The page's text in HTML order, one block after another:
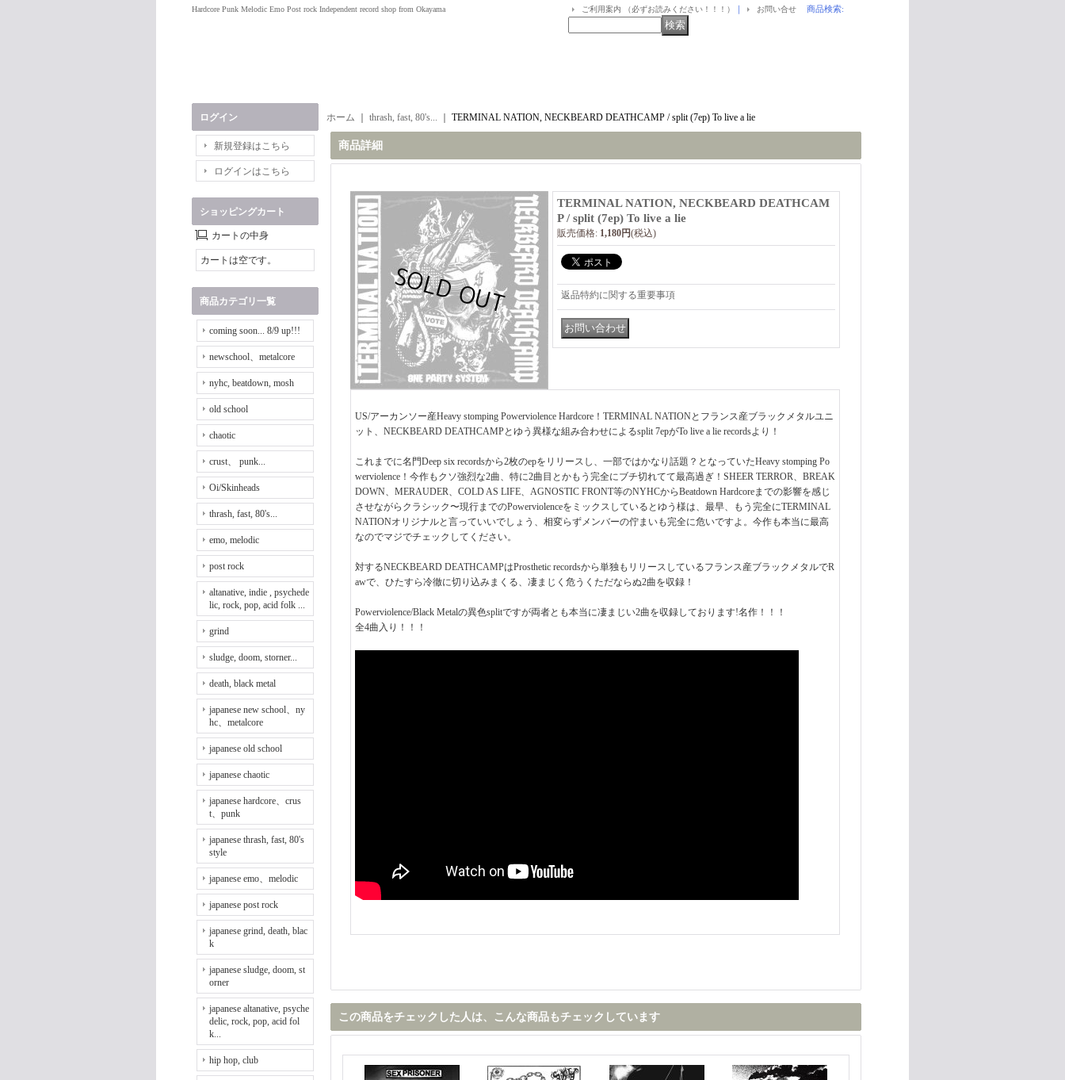
Hardcore Punk Melodic Emo Post rock Independent record shop from Okayama ご利用案内 （必ずお読みください！！！） ｜ お問い合せ 商品検索:
ログイン
新規登録はこちら
ログインはこちら
ショッピングカート
カートの中身
カートは空です。
商品カテゴリ一覧
coming soon... 8/9 up!!!
newschool、metalcore
nyhc, beatdown, mosh
old school
chaotic
crust、 punk...
Oi/Skinheads
thrash, fast, 80's...
emo, melodic
post rock
altanative, indie , psychede
lic, rock, pop, acid folk ...
grind
sludge, doom, storner...
death, black metal
japanese new school、ny
hc、metalcore
japanese old school
japanese chaotic
japanese hardcore、crus
t、punk
japanese thrash, fast, 80's
style
japanese emo、melodic
japanese post rock
japanese grind, death, blac
k
japanese sludge, doom, st
orner
japanese altanative, psyche
delic, rock, pop, acid fol
k...
hip hop, club
ホーム thrash, fast, 80's... TERMINAL NATION, NECKBEARD DEATHCAMP / split (7ep) To live a lie
商品詳細
TERMINAL NATION, NECKBEARD DEATHCAM
P / split (7ep) To live a lie
販売価格: 1,180円(税込)
返品特約に関する重要事項
US/アーカンソー産Heavy stomping Powerviolence Hardcore！TERMINAL NATIONとフランス産ブラックメタルユニ
ット、NECKBEARD DEATHCAMPとゆう異様な組み合わせによるsplit 7epがTo live a lie recordsより！
これまでに名門Deep six recordsから2枚のepをリリースし、一部ではかなり話題？となっていたHeavy stomping Po
werviolence！今作もクソ強烈な2曲、特に2曲目とかもう完全にブチ切れてて最高過ぎ！SHEER TERROR、BREAK
DOWN、MERAUDER、COLD AS LIFE、AGNOSTIC FRONT等のNYHCからBeatdown Hardcoreまでの影響を感じ
させながらクラシック〜現行までのPowerviolenceをミックスしているとゆう様は、最早、もう完全にTERMINAL
NATIONオリジナルと言っていいでしょう、相変らずメンバーの佇まいも完全に危いですよ。今作も本当に最高
なのでマジでチェックしてください。
対するNECKBEARD DEATHCAMPはProsthetic recordsから単独もリリースしているフランス産ブラックメタルでR
awで、ひたすら冷徹に切り込みまくる、凄まじく危うくただならぬ2曲を収録！
Powerviolence/Black Metalの異色splitですが両者とも本当に凄まじい2曲を収録しております!名作！！！
全4曲入り！！！
この商品をチェックした人は、こんな商品もチェックしています